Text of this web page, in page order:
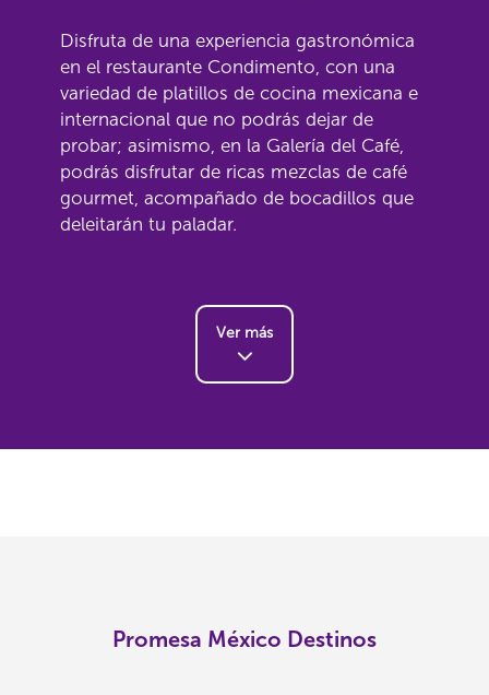
Disfruta de una experiencia gastronómica
en el restaurante Condimento, con una
variedad de platillos de cocina mexicana e
internacional que no podrás dejar de
probar; asimismo, en la Galería del Café,
podrás disfrutar de ricas mezclas de café
gourmet, acompañado de bocadillos que
deleitarán tu paladar.
Ver más
Promesa México Destinos